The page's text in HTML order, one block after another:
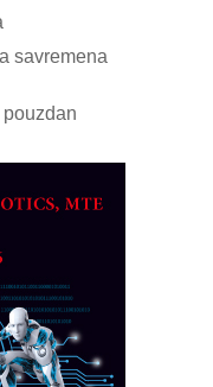
savremena
pouzdan
MINI-
metrologije
vođena